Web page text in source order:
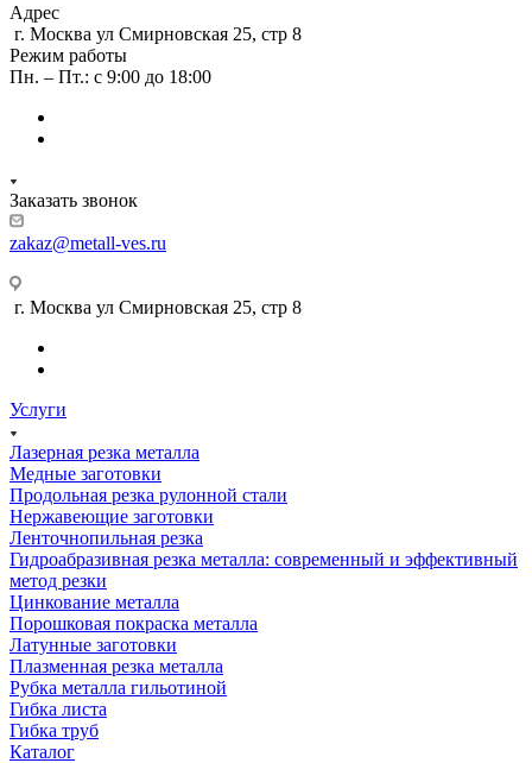
Адрес
г. Москва ул Смирновская 25, стр 8
Режим работы
Пн. – Пт.: с 9:00 до 18:00
Заказать звонок
zakaz@metall-ves.ru
г. Москва ул Смирновская 25, стр 8
Услуги
Лазерная резка металла
Медные заготовки
Продольная резка рулонной стали
Нержавеющие заготовки
Ленточнопильная резка
Гидроабразивная резка металла: современный и эффективный
метод резки
Цинкование металла
Порошковая покраска металла
Латунные заготовки
Плазменная резка металла
Рубка металла гильотиной
Гибка листа
Гибка труб
Каталог